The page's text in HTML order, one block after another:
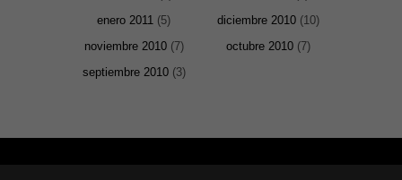
enero 2011 (5) diciembre 2010 (10)
noviembre 2010(7) octubre 2010 (7)
septiembre 2010(3)